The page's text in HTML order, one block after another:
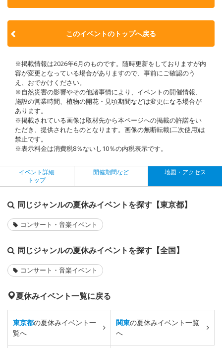
このイベントのトップへ戻る
※掲載情報は2026年6月のものです。随時更新をしておりますが内
容が変更となっている場合がありますので、事前にご確認のう
え、おでかけください。
※自然災害の影響やその他諸事情により、イベントの開催情報、
施設の営業時間、植物の開花・見頃期間などは変更になる場合が
あります。
※掲載されている画像は取材先から本ページへの掲載の許諾をい
ただき、提供されたものとなります。画像の無断転載(二次使用)は
禁止です。
※表示料金は消費税8％ないし10％の内税表示です。
イベント詳細
トップ
開催期間など 地図・アクセス
同じジャンルの夏休みイベントを探す【東京都】
コンサート・音楽イベント
同じジャンルの夏休みイベントを探す【全国】
コンサート・音楽イベント
夏休みイベント一覧に戻る
東京都の夏休みイベント一
覧へ
関東の夏休みイベント一覧
へ